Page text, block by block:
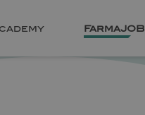
FarmaJOB